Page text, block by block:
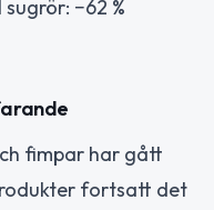
−62 %
fimpar har gått
fortsatt det